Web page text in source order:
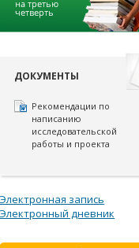
ДОКУМЕНТЫ
Рекомендации по
написанию
исследовательской
работы и проекта
Электронная запись
Электронный дневник